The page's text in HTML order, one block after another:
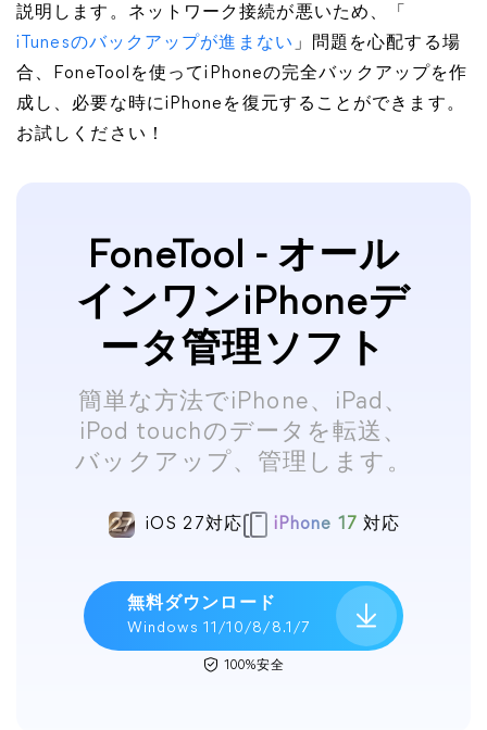
説明します。ネットワーク接続が悪いため、「
iTunesのバックアップが進まない 」問題を心配する場
合、FoneToolを使ってiPhoneの完全バックアップを作
成し、必要な時にiPhoneを復元することができます。
お試しください！
FoneTool - オール
インワンiPhoneデ
ータ管理ソフト
簡単な方法でiPhone、iPad、
iPod touchのデータを転送、
バックアップ、管理します。
iOS 27対応 iPhone 17 対応
無料ダウンロード
Windows 11/10/8/8.1/7
100%安全